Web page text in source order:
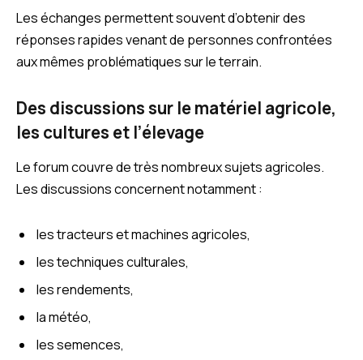
Les échanges permettent souvent d’obtenir des
réponses rapides venant de personnes confrontées
aux mêmes problématiques sur le terrain.
Des discussions sur le matériel agricole,
les cultures et l’élevage
Le forum couvre de très nombreux sujets agricoles.
Les discussions concernent notamment :
les tracteurs et machines agricoles,
les techniques culturales,
les rendements,
la météo,
les semences,